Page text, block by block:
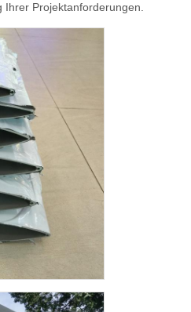
Ihrer Projektanforderungen.